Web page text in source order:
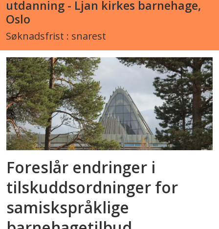
utdanning - Ljan kirkes barnehage,
Oslo
Søknadsfrist : snarest
Foreslår endringer i
tilskuddsordninger for
samiskspråklige